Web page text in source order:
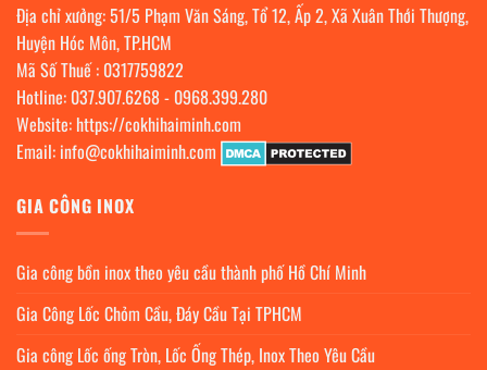
Địa chỉ xưởng: 51/5 Phạm Văn Sáng, Tổ 12, Ấp 2, Xã Xuân Thới Thượng,
Huyện Hóc Môn, TP.HCM
Mã Số Thuế : 0317759822
Hotline: 037.907.6268- 0968.399.280
Website: https://cokhihaiminh.com
Email: info@cokhihaiminh.com
GIA CÔNG INOX
Gia công bồn inox theo yêu cầu thành phố Hồ Chí Minh
Gia Công Lốc Chỏm Cầu, Đáy Cầu Tại TPHCM
Gia công Lốc ống Tròn, Lốc Ống Thép, Inox Theo Yêu Cầu